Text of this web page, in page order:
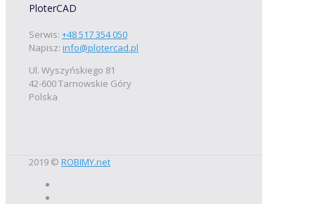
PloterCAD
Serwis: +48 517 354 050
Napisz: info@plotercad.pl
Ul. Wyszyńskiego 81
42-600 Tarnowskie Góry
Polska
2019 © ROBIMY.net